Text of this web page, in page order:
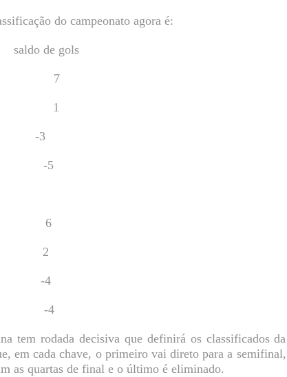
do campeonato agora é:
de gols
7
3 1
3 -3
0 -5
6 6
3 2
-4
-4
tem rodada decisiva que definirá os classificados da
em cada chave, o primeiro vai direto para a semifinal,
as quartas de final e o último é eliminado.